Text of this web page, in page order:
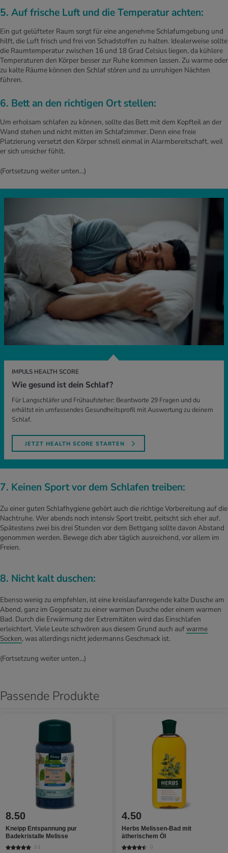
5. Auf frische Luft und die Temperatur achten:
Ein gut gelüfteter Raum sorgt für eine angenehme Schlafumgebung und
hilft, die Luft frisch und frei von Schadstoffen zu halten. Idealerweise sollte
die Raumtemperatur zwischen 16 und 18 Grad Celsius liegen, da kühlere
Temperaturen den Körper besser zur Ruhe kommen lassen. Zu warme oder
zu kalte Räume können den Schlaf stören und zu unruhigen Nächten
führen.
6. Bett an den richtigen Ort stellen:
Um erholsam schlafen zu können, sollte das Bett mit dem Kopfteil an der
Wand stehen und nicht mitten im Schlafzimmer. Denn eine freie
Platzierung versetzt den Körper schnell einmal in Alarmbereitschaft, weil
er sich unsicher fühlt.
(Fortsetzung weiter unten…)
IMPULS HEALTH SCORE
Wie gesund ist dein Schlaf?
Für Langschläfer und Frühaufsteher: Beantworte 29 Fragen und du
erhältst ein umfassendes Gesundheitsprofil mit Auswertung zu deinem
Schlaf.
JETZT HEALTH SCORE STARTEN
7. Keinen Sport vor dem Schlafen treiben:
Zu einer guten Schlafhygiene gehört auch die richtige Vorbereitung auf die
Nachtruhe. Wer abends noch intensiv Sport treibt, peitscht sich eher auf.
Spätestens zwei bis drei Stunden vor dem Bettgang sollte davon Abstand
genommen werden. Bewege dich aber täglich ausreichend, vor allem im
Freien.
8. Nicht kalt duschen:
Ebenso wenig zu empfehlen, ist eine kreislaufanregende kalte Dusche am
Abend, ganz im Gegensatz zu einer warmen Dusche oder einem warmen
Bad. Durch die Erwärmung der Extremitäten wird das Einschlafen
erleichtert. Viele Leute schwören aus diesem Grund auch aufwarme
Socken, was allerdings nicht jedermanns Geschmack ist.
(Fortsetzung weiter unten…)
Passende Produkte
8.50
Kneipp Entspannung pur
Badekristalle Melisse
44
4.50
Herbs Melissen-Bad mit
ätherischem Öl
9